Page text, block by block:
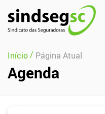
Pular Navegação (s)
Início/ Página Atual
Agenda